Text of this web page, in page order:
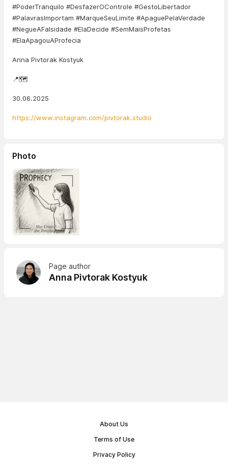
#PoderTranquilo #DesfazerOControle #GestoLibertador
#PalavrasImportam #MarqueSeuLimite #ApaguePelaVerdade
#NegueAFalsidade #ElaDecide #SemMaisProfetas
#ElaApagouAProfecia
Anna Pivtorak Kostyuk
📍🗺️
30.06.2025
https://www.instagram.com/pivtorak.studio
Photo
Page author
Anna Pivtorak Kostyuk
About Us
Terms of Use
Privacy Policy